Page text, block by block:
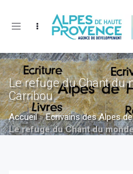
Toggle
Le refuge du Chant du
Carribou
Accueil»Ecrivains des Alpes
Le refuge du Chant du